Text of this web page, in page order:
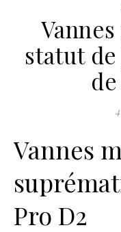
statut
Vannes
Pro D2